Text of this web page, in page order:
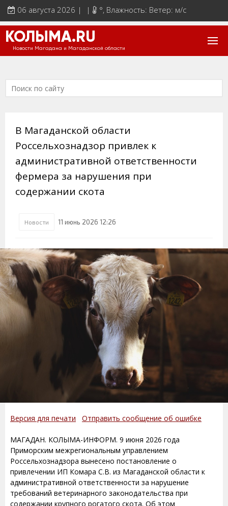
06 августа 2026 | | °, Влажность: Ветер: м/с
КОЛЫМА.RU
Новости Магадана и Магаданской области
В Магаданской области
Россельхознадзор привлек к
административной ответственности
фермера за нарушения при
содержании скота
Новости 11 июнь 2026 12:26
Версия для печати Отправить сообщение об ошибке
МАГАДАН. КОЛЫМА-ИНФОРМ. 9 июня 2026 года
Приморским межрегиональным управлением
Россельхознадзора вынесено постановление о
привлечении ИП Комара С.В. из Магаданской области к
административной ответственности за нарушение
требований ветеринарного законодательства при
содержании крупного рогатого скота. Об этом